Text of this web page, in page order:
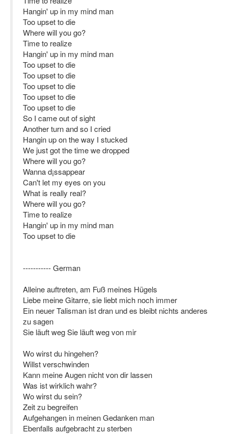
Hangin' up in my mind man
Too upset to die
Where will you go?
Time to realize
Hangin' up in my mind man
Too upset to die
Too upset to die
Too upset to die
Too upset to die
Too upset to die
So I came out of sight
Another turn and so I cried
Hangin up on the way I stucked
We just got the time we dropped
Where will you go?
Wanna d¡ssappear
Can't let my eyes on you
What is really real?
Where will you go?
Time to realize
Hangin' up in my mind man
Too upset to die
----------- German
Alleine auftreten, am Fuß meines Hügels
Liebe meine Gitarre, sie liebt mich noch immer
Ein neuer Talisman ist dran und es bleibt nichts anderes
zu sagen
Sie läuft weg Sie läuft weg von mir
Wo wirst du hingehen?
Willst verschwinden
Kann meine Augen nicht von dir lassen
Was ist wirklich wahr?
Wo wirst du sein?
Zeit zu begreifen
Aufgehangen in meinen Gedanken man
Ebenfalls aufgebracht zu sterben